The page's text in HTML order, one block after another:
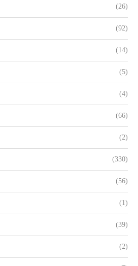
(26)
(92)
(14)
(5)
(4)
(66)
(2)
(330)
(56)
(1)
(39)
(2)